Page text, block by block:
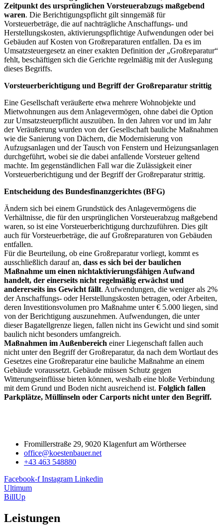
Zeitpunkt des ursprünglichen Vorsteuerabzugs maßgebend
waren. Die Berichtigungspflicht gilt sinngemäß für
Vorsteuerbeträge, die auf nachträgliche Anschaffungs- und
Herstellungskosten, aktivierungspflichtige Aufwendungen oder bei
Gebäuden auf Kosten von Großreparaturen entfallen. Da es im
Umsatzsteuergesetz an einer exakten Definition der „Großreparatur“
fehlt, beschäftigen sich die Gerichte regelmäßig mit der Auslegung
dieses Begriffs.
Vorsteuerberichtigung und Begriff der Großreparatur strittig
Eine Gesellschaft veräußerte etwa mehrere Wohnobjekte und
Mietwohnungen aus dem Anlagevermögen, ohne dabei die Option
zur Umsatzsteuerpflicht auszuüben. In den Jahren vor und im Jahr
der Veräußerung wurden von der Gesellschaft bauliche Maßnahmen
wie die Sanierung von Dächern, die Modernisierung von
Aufzugsanlagen und der Tausch von Fenstern und Heizungsanlagen
durchgeführt, wobei sie die dabei anfallende Vorsteuer geltend
machte. Im gegenständlichen Fall war die Zulässigkeit einer
Vorsteuerberichtigung und der Begriff der Großreparatur strittig.
Entscheidung des Bundesfinanzgerichtes (BFG)
Ändern sich bei einem Grundstück des Anlagevermögens die
Verhältnisse, die für den ursprünglichen Vorsteuerabzug maßgebend
waren, so ist eine Vorsteuerberichtigung durchzuführen. Dies gilt
auch für Vorsteuerbeträge, die auf Großreparaturen von Gebäuden
entfallen.
Für die Beurteilung, ob eine Großreparatur vorliegt, kommt es
ausschließlich darauf an, dass es sich bei der baulichen
Maßnahme um einen nichtaktivierungsfähigen Aufwand
handelt, der einerseits nicht regelmäßig erwächst und
andererseits ins Gewicht fällt. Aufwendungen, die weniger als 2%
der Anschaffungs- oder Herstellungskosten betragen, oder Arbeiten,
deren Investitionsvolumen pro Maßnahme unter € 5.000 liegen, sind
von der Berichtigung auszunehmen. Aufwendungen, die unter
dieser Bagatellgrenze liegen, fallen nicht ins Gewicht und sind somit
baulich nicht besonders umfangreich.
Maßnahmen im Außenbereich einer Liegenschaft fallen auch
nicht unter den Begriff der Großreparatur, da nach dem Wortlaut des
Gesetzes eine Großreparatur eine bauliche Maßnahme an einem
Gebäude voraussetzt. Gebäude müssen Schutz gegen
Witterungseinflüsse bieten können, weshalb eine bloße Verbindung
mit dem Grund und Boden nicht ausreichend ist. Folglich fallen
Parkplätze, Müllinseln oder Carports nicht unter den Begriff.
Fromillerstraße 29, 9020 Klagenfurt am Wörthersee
office@koestenbauer.net
+43 463 548880
Facebook-f Instagram Linkedin
Ultimum
BillUp
Leistungen